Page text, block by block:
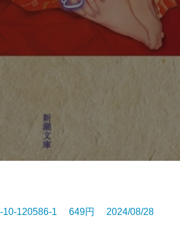
10-120586-1 649円 2024/08/28